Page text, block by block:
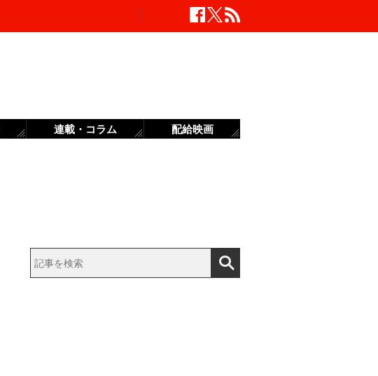
連載・コラム 配給映画